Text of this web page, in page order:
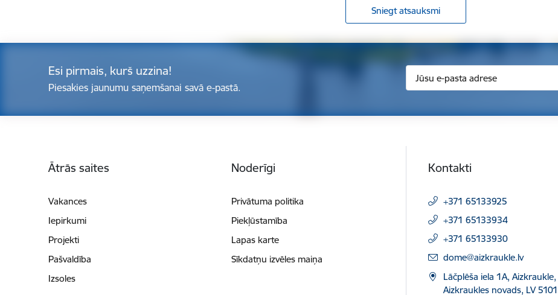
Sniegt atsauksmi
Esi pirmais, kurš uzzina!
Piesakies jaunumu saņemšanai savā e-pastā.
Ātrās saites
Vakances
Iepirkumi
Projekti
Pašvaldība
Izsoles
Noderīgi
Privātuma politika
Piekļūstamība
Lapas karte
Sīkdatņu izvēles maiņa
Kontakti
+371 65133925
+371 65133934
+371 65133930
E-pasts:
dome@aizkraukle.lv
Lāčplēša iela 1A, Aizkraukle,
Aizkraukles novads, LV 5101